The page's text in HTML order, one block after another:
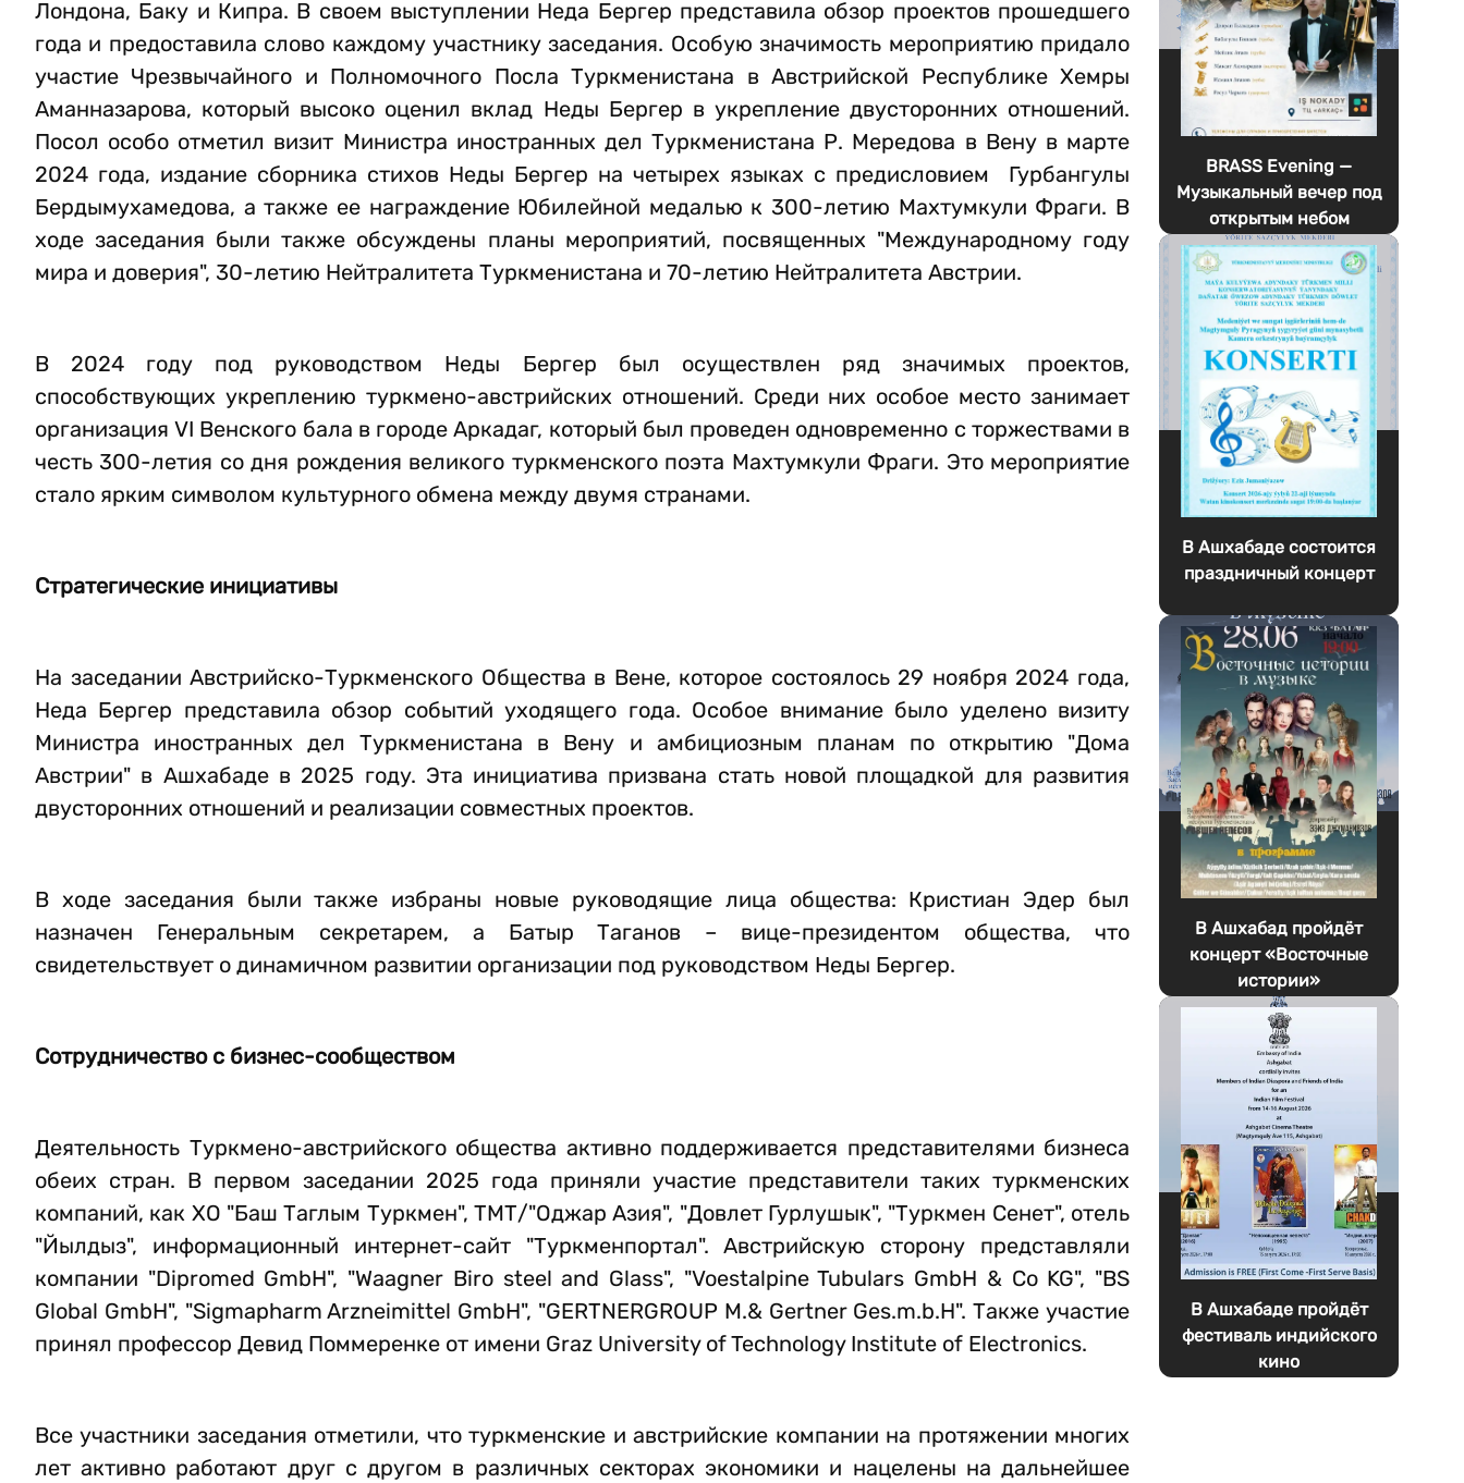
Лондона, Баку и Кипра. В своем выступлении Неда Бергер представила обзор проектов прошедшего
года и предоставила слово каждому участнику заседания. Особую значимость мероприятию придало
участие Чрезвычайного и Полномочного Посла Туркменистана в Австрийской Республике Хемры
Аманназарова, который высоко оценил вклад Неды Бергер в укрепление двусторонних отношений.
Посол особо отметил визит Министра иностранных дел Туркменистана Р. Мередова в Вену в марте
2024 года, издание сборника стихов Неды Бергер на четырех языках с предисловием Гурбангулы
Бердымухамедова, а также ее награждение Юбилейной медалью к 300-летию Махтумкули Фраги. В
ходе заседания были также обсуждены планы мероприятий, посвященных "Международному году
мира и доверия", 30-летию Нейтралитета Туркменистана и 70-летию Нейтралитета Австрии.
В 2024 году под руководством Неды Бергер был осуществлен ряд значимых проектов,
способствующих укреплению туркмено-австрийских отношений. Среди них особое место занимает
организация VI Венского бала в городе Аркадаг, который был проведен одновременно с торжествами в
честь 300-летия со дня рождения великого туркменского поэта Махтумкули Фраги. Это мероприятие
стало ярким символом культурного обмена между двумя странами.
Стратегические инициативы
На заседании Австрийско-Туркменского Общества в Вене, которое состоялось 29 ноября 2024 года,
Неда Бергер представила обзор событий уходящего года. Особое внимание было уделено визиту
Министра иностранных дел Туркменистана в Вену и амбициозным планам по открытию "Дома
Австрии" в Ашхабаде в 2025 году. Эта инициатива призвана стать новой площадкой для развития
двусторонних отношений и реализации совместных проектов.
В ходе заседания были также избраны новые руководящие лица общества: Кристиан Эдер был
назначен Генеральным секретарем, а Батыр Таганов – вице-президентом общества, что
свидетельствует о динамичном развитии организации под руководством Неды Бергер.
Сотрудничество с бизнес-сообществом
Деятельность Туркмено-австрийского общества активно поддерживается представителями бизнеса
обеих стран. В первом заседании 2025 года приняли участие представители таких туркменских
компаний, как ХО "Баш Таглым Туркмен", ТМТ/"Оджар Азия", "Довлет Гурлушык", "Туркмен Сенет", отель
"Йылдыз", информационный интернет-сайт "Туркменпортал". Австрийскую сторону представляли
компании "Dipromed GmbH", "Waagner Biro steel and Glass", "Voestalpine Tubulars GmbH & Co KG", "BS
Global GmbH", "Sigmapharm Arzneimittel GmbH", "GERTNERGROUP M.& Gertner Ges.m.b.H". Также участие
принял профессор Девид Поммеренке от имени Graz University of Technology Institute of Electronics.
Все участники заседания отметили, что туркменские и австрийские компании на протяжении многих
лет активно работают друг с другом в различных секторах экономики и нацелены на дальнейшее
BRASS Evening —
Музыкальный вечер под
открытым небом
В Ашхабаде состоится
праздничный концерт
В Ашхабад пройдёт
концерт «Восточные
истории»
В Ашхабаде пройдёт
фестиваль индийского
кино